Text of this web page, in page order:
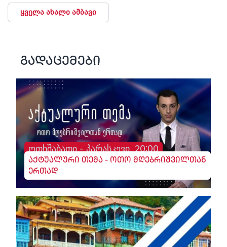
ყველა ახალი ამბავი
გადაცემები
ოთხშაბათი - პარასკევი, 20:00
აქტუალური თემა - ოთო მღებრიშვილთან
ერთად